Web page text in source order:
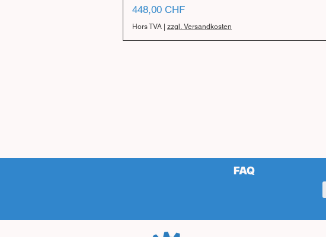
Prix
448,00 CHF
Hors TVA zzgl. Versandkosten
FAQ